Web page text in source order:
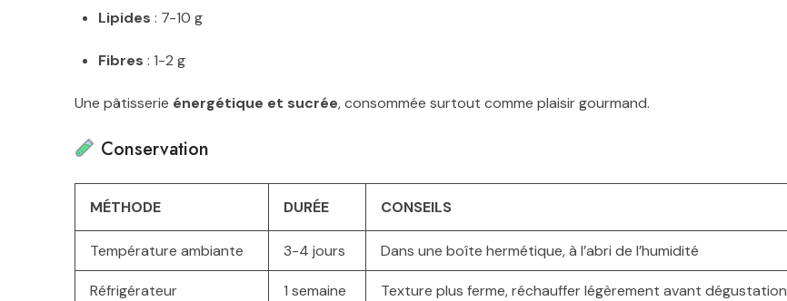
Lipides : 7-10 g
Fibres : 1-2 g
Une pâtisserie énergétique et sucrée, consommée surtout comme plaisir gourmand.
Conservation
MÉTHODE DURÉE CONSEILS
Température ambiante 3-4 jours Dans une boîte hermétique, à l’abri de l’humidité
Réfrigérateur 1 semaine Texture plus ferme, réchauffer légèrement avant dégustation